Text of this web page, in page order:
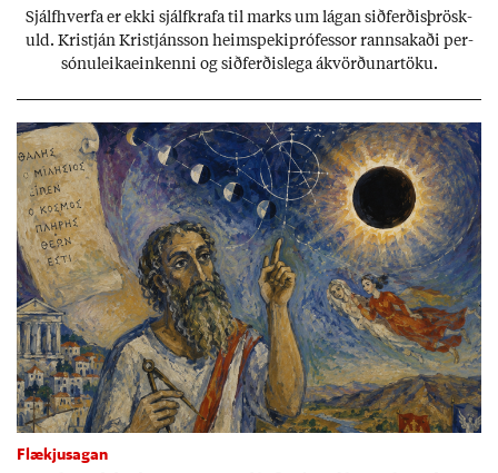
Sjálf­hverfa er ekki sjálf­krafa til marks um lág­an sið­ferð­is­þrösk­
uld. Kristján Kristjáns­son heim­speki­pró­fess­or rann­sak­aði per­
sónu­leika­ein­kenni og sið­ferð­is­lega ákvörð­un­ar­töku.
Flækjusagan